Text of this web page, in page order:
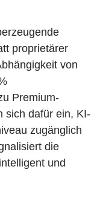
proprietärer
von
Premium-
sich dafür ein, KI-
zugänglich
die
und